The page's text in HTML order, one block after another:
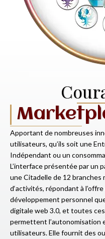
Apportant de nombreuses
utilisateurs, qu’ils soit une
Indépendant ou un
L’interface présentée par un
une Citadelle de 12
d‘activités, répondant à
développement personnel
digitale web 3.0, et toutes
permettent l’autonomisation
utilisateurs. Elle fournit des